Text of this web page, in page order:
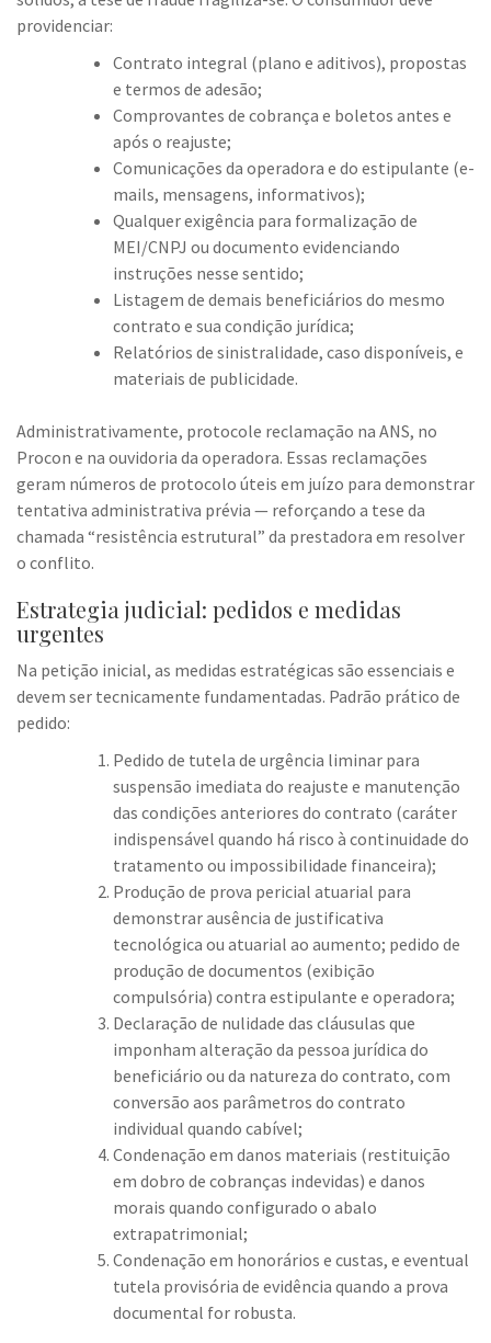
providenciar:
Contrato integral (plano e aditivos), propostas
e termos de adesão;
Comprovantes de cobrança e boletos antes e
após o reajuste;
Comunicações da operadora e do estipulante (e-
mails, mensagens, informativos);
Qualquer exigência para formalização de
MEI/CNPJ ou documento evidenciando
instruções nesse sentido;
Listagem de demais beneficiários do mesmo
contrato e sua condição jurídica;
Relatórios de sinistralidade, caso disponíveis, e
materiais de publicidade.
Administrativamente, protocole reclamação na ANS, no
Procon e na ouvidoria da operadora. Essas reclamações
geram números de protocolo úteis em juízo para demonstrar
tentativa administrativa prévia — reforçando a tese da
chamada “resistência estrutural” da prestadora em resolver
o conflito.
Estrategia judicial: pedidos e medidas
urgentes
Na petição inicial, as medidas estratégicas são essenciais e
devem ser tecnicamente fundamentadas. Padrão prático de
pedido:
Pedido de tutela de urgência liminar para
suspensão imediata do reajuste e manutenção
das condições anteriores do contrato (caráter
indispensável quando há risco à continuidade do
tratamento ou impossibilidade financeira);
Produção de prova pericial atuarial para
demonstrar ausência de justificativa
tecnológica ou atuarial ao aumento; pedido de
produção de documentos (exibição
compulsória) contra estipulante e operadora;
Declaração de nulidade das cláusulas que
imponham alteração da pessoa jurídica do
beneficiário ou da natureza do contrato, com
conversão aos parâmetros do contrato
individual quando cabível;
Condenação em danos materiais (restituição
em dobro de cobranças indevidas) e danos
morais quando configurado o abalo
extrapatrimonial;
Condenação em honorários e custas, e eventual
tutela provisória de evidência quando a prova
documental for robusta.